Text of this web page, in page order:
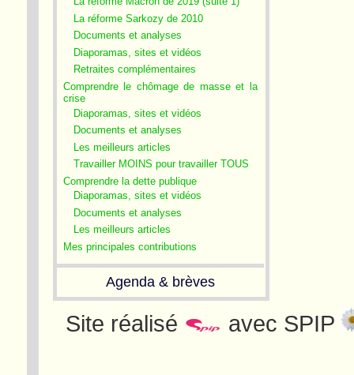
La réforme Sarkozy de 2010
Documents et analyses
Diaporamas, sites et vidéos
Retraites complémentaires
Comprendre le chômage de masse et la
crise
Diaporamas, sites et vidéos
Documents et analyses
Les meilleurs articles
Travailler MOINS pour travailler TOUS
Comprendre la dette publique
Diaporamas, sites et vidéos
Documents et analyses
Les meilleurs articles
Mes principales contributions
Agenda & brèves
Site réalisé avec SPIP